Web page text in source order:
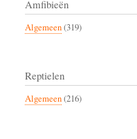
Amfibieën
Algemeen(319)
Reptielen
Algemeen(216)